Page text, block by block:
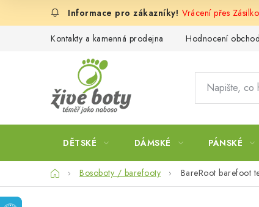
Vrácení přes
Kontakty a kamenná prodejna Hodnocení
DĚTSKÉ DÁMSKÉ PÁNSKÉ
DomůBosoboty / barefooty BareRoot barefoot